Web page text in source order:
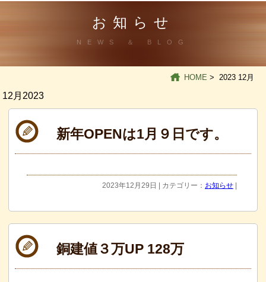
お知らせ
NEWS ＆ BLOG
HOME > 2023 12月
12月2023
新年OPENは1月９日です。
2023年12月29日 | カテゴリー： お知らせ|
銅建値３万UP 128万